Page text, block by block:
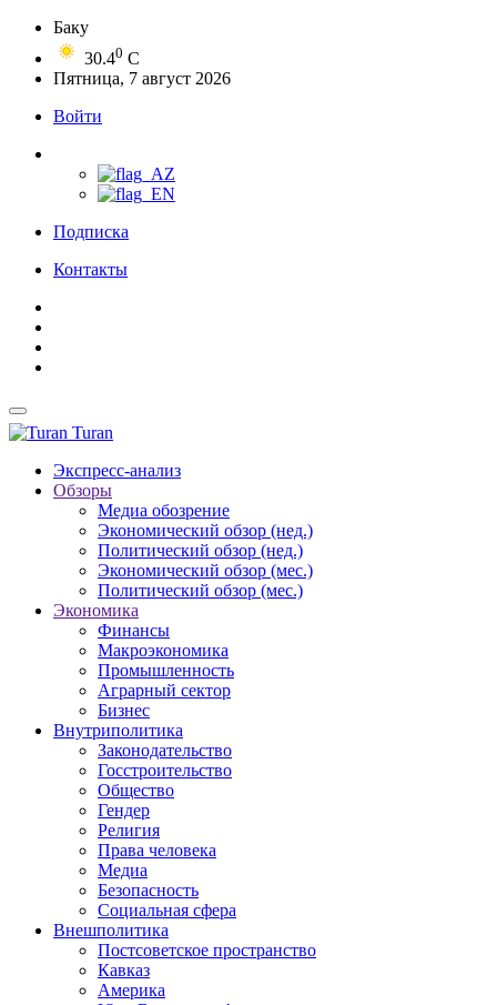
Баку
30.40 C
Пятница, 7 август 2026
Войти
Подписка
Контакты
Turan
Экспресс-анализ
Обзоры
Медиа обозрение
Экономический обзор (нед.)
Политический обзор (нед.)
Экономический обзор (мес.)
Политический обзор (мес.)
Экономика
Финансы
Макроэкономика
Промышленность
Аграрный сектор
Бизнес
Внутриполитика
Законодательство
Госстроительство
Общество
Гендер
Религия
Права человека
Медиа
Безопасность
Социальная сфера
Внешполитика
Постсоветское пространство
Кавказ
Америка